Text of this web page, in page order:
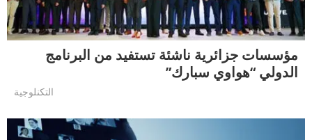
مؤسسات جزائرية ناشئة تستفيد من البرنامج
الدولي “هواوي سبارك”
التكنلوجية